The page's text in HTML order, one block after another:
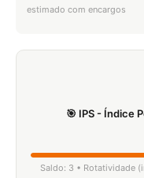
estimado com encargos
🎯 IPS - Índice
Saldo: 3 • Rotatividade